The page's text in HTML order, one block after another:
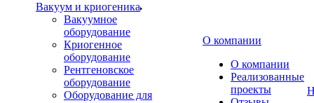
Вакуум и криогеника
Вакуумное
оборудование
Криогенное
оборудование
Рентгеновское
оборудование
Оборудование для
О компании
О компании
Реализованные
проекты